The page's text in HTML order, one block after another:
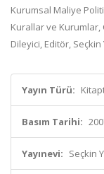
Kurumsal Maliye
Kurallar ve Kurumlar,
Dileyici, Editör, Seçkin
Yayın Türü:
Basım Tarihi:
Yayınevi: Seçkin